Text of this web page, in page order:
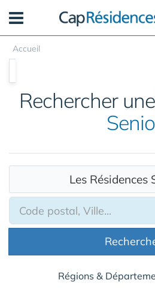
Accueil
Rechercher une
Les Résidences
Régions &